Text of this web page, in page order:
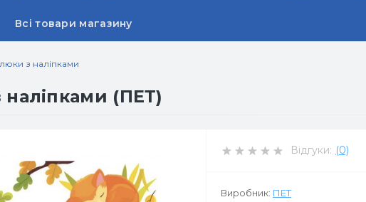
Всі товари магазину
з наліпками
(ПЕТ)
Відгуки: (0)
Виробник: ПЕТ